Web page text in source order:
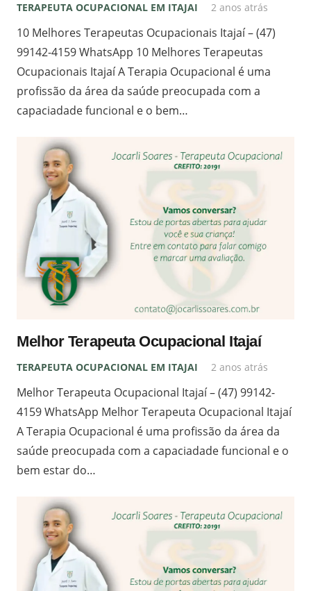
TERAPEUTA OCUPACIONAL EM ITAJAI 2 anos atrás
10 Melhores Terapeutas Ocupacionais Itajaí – (47)
99142-4159 WhatsApp 10 Melhores Terapeutas
Ocupacionais Itajaí A Terapia Ocupacional é uma
profissão da área da saúde preocupada com a
capaciadade funcional e o bem…
Melhor Terapeuta Ocupacional Itajaí
TERAPEUTA OCUPACIONAL EM ITAJAI 2 anos atrás
Melhor Terapeuta Ocupacional Itajaí – (47) 99142-
4159 WhatsApp Melhor Terapeuta Ocupacional Itajaí
A Terapia Ocupacional é uma profissão da área da
saúde preocupada com a capaciadade funcional e o
bem estar do…